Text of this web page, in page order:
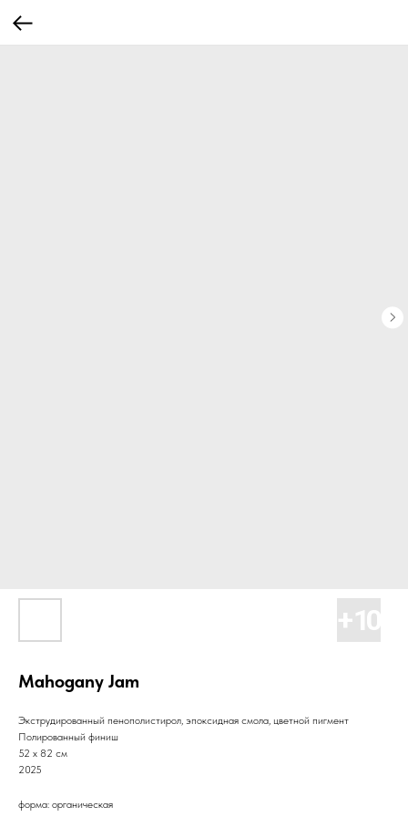
Mahogany Jam
Экструдированный пенополистирол, эпоксидная смола, цветной пигмент
Полированный финиш
52 x 82 см
2025
форма: органическая